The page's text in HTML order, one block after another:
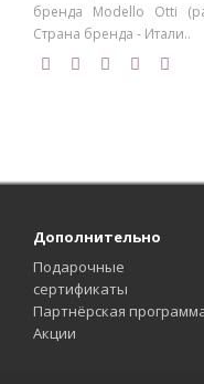
бренда Modello Otti
Страна бренда - Итали..
Дополнительно
Подарочные
сертификаты
Партнёрская
Акции